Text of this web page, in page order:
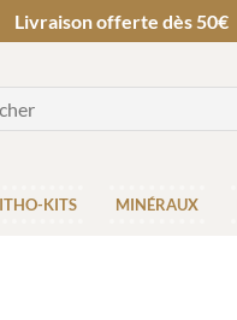
Livraison offerte dès 50€
KITS MINÉRAUX